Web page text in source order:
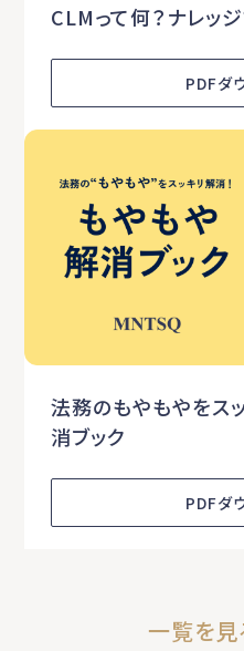
CLMって何？ナレッ
PDFダ
法務のもやもやをス
消ブック
PDFダ
一覧を見